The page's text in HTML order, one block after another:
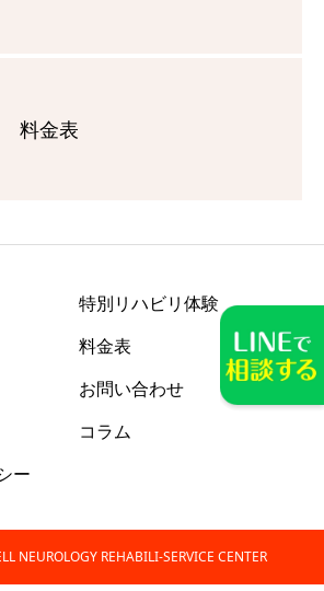
料金表
特別リハビリ体験
料金表
お問い合わせ
コラム
ー
NEUROLOGY REHABILI-SERVICE CENTER